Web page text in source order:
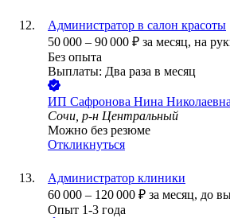
Администратор в салон красоты
50 000 – 90 000 ₽ за месяц, на
Без опыта
Выплаты: Два раза в месяц
ИП Сафронова Нина Николаевна
Сочи, р-н Центральный
Можно без резюме
Откликнуться
Администратор клиники
60 000 – 120 000 ₽ за месяц, до
Опыт 1-3 года